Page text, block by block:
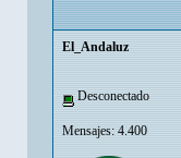
El_Andaluz
Desconectado
Mensajes: 4.400